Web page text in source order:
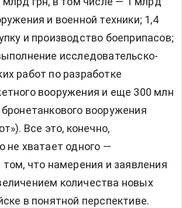
и военной техники; 1,4
и производство боеприпасов;
исследовательско-
работ по разработке
вооружения и еще 300 млн
вооружения
Все это, конечно,
не хватает одного —
том, что намерения и заявления
количества новых
в понятной перспективе.